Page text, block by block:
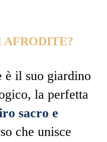
è il suo giardino
la perfetta
sacro e
che unisce